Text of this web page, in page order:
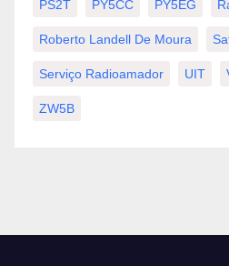
PS2T PY5CC PY5EG
Roberto Landell De Moura
Serviço Radioamador UIT
ZW5B